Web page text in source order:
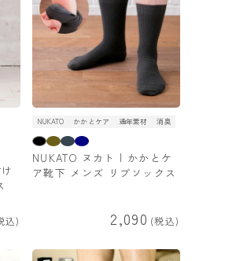
込
NUKATO かかとケア 通年素材 消臭
NUKATO ヌカト | かかとケ
ア靴下 メンズ リブソックス
2,090 税込